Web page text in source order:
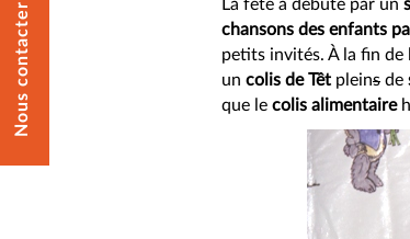
Nous contacter La fête a débuté par un
chansons des enfants
petits invités. À la fin
un colis de Têt pleins de
que le colis alimentaire